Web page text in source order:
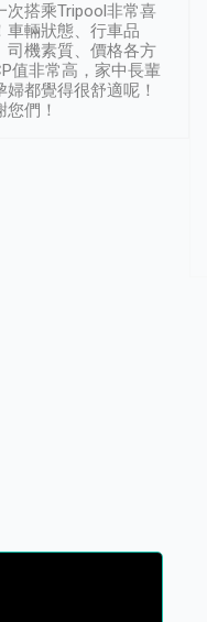
次搭乘Tripool非常喜
車輛狀態、行車品
司機素質、價格各方
值非常高，家中長輩
婦都覺得很舒適呢！
您們！